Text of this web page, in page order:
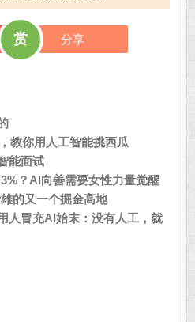
赏 分享
教你用人工智能挑西瓜
能面试
？AI向善需要女性力量觉醒
的又一个掘金高地
人冒充AI始末：没有人工，就